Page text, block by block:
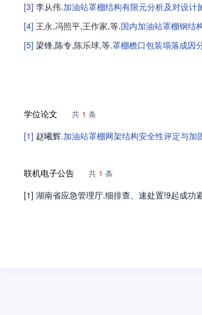
[3] 李从伟.加油站罩棚结构有限元分析及对设计
[4] 王永,冯照平,王作家,等.国内加油站罩棚钢结
[5] 梁锋,陈专,陈乐球,等.罩棚檐口包装塌落成因
学位论文 共 1 条
[1] 赵曦辉.加油站罩棚网架结构安全性评定与加
联机电子公告 共 1 条
[1] 湖南省应急管理厅.细排查、速处置!9起成